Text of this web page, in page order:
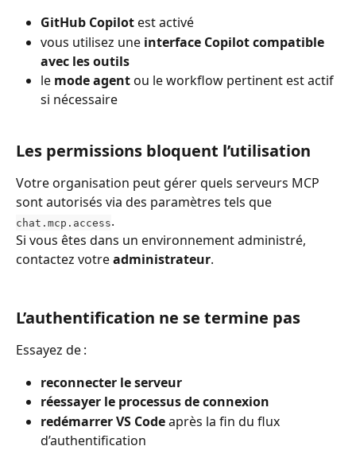
GitHub Copilot est activé
vous utilisez une interface Copilot compatible
avec les outils
le mode agent ou le workflow pertinent est actif
si nécessaire
Les permissions bloquent l’utilisation
Votre organisation peut gérer quels serveurs MCP
sont autorisés via des paramètres tels que
chat.mcp.access.
Si vous êtes dans un environnement administré,
contactez votre administrateur.
L’authentification ne se termine pas
Essayez de :
reconnecter le serveur
réessayer le processus de connexion
redémarrer VS Code après la fin du flux
d’authentification